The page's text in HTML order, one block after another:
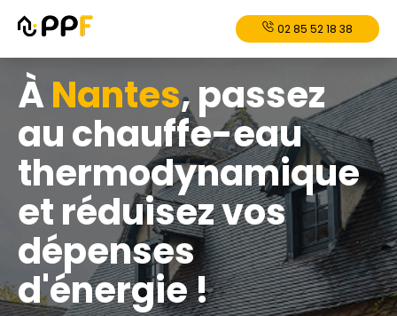
02 85 52 18 38
ÀNantes, passez
au chauffe-eau
thermodynamique
et réduisez vos
dépenses
d'énergie !